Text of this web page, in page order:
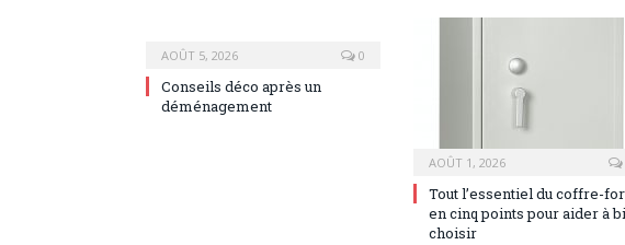
AOÛT 5, 2026 0
Conseils déco après un
déménagement
AOÛT 1, 2026
Tout l’essentiel du coffre-
en cinq points pour aider à
choisir